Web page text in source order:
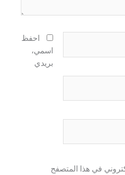
احفظ
اسمي،
بريدي
في هذا المتصفح